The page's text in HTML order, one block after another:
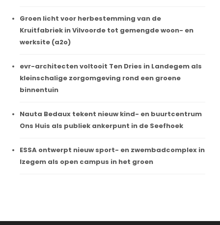
Groen licht voor herbestemming van de
Kruitfabriek in Vilvoorde tot gemengde woon- en
werksite (a2o)
evr-architecten voltooit Ten Dries in Landegem als
kleinschalige zorgomgeving rond een groene
binnentuin
Nauta Bedaux tekent nieuw kind- en buurtcentrum
Ons Huis als publiek ankerpunt in de Seefhoek
ESSA ontwerpt nieuw sport- en zwembadcomplex in
Izegem als open campus in het groen